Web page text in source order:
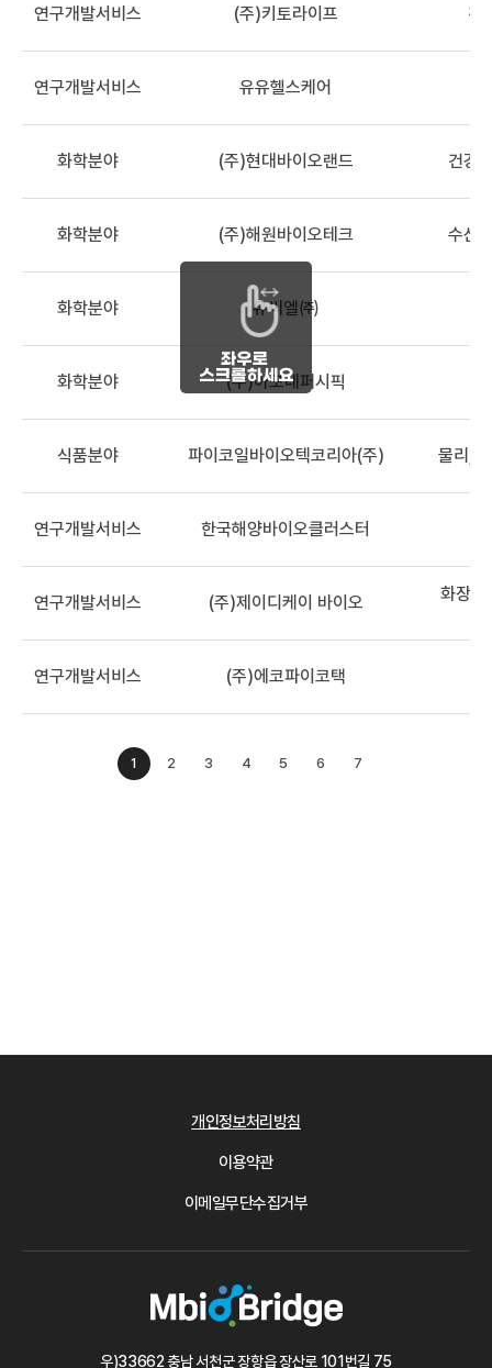
연구개발서비스 (주)키토라이프 건
연구개발서비스 유유헬스케어
화학분야 (주)현대바이오랜드 건강
화학분야 (주)해원바이오테크 수산
화학분야 유씨엘㈜
화학분야 (주)아모레퍼시픽
식품분야 파이코일바이오텍코리아(주) 물리,
연구개발서비스 한국해양바이오클러스터
연구개발서비스 (주)제이디케이 바이오 화장품
연구개발서비스 (주)에코파이코택
1 2 3 4 5 6 7
개인정보처리방침
이용약관
이메일무단수집거부
우)33662 충남 서천군 장항읍 장산로 101번길 75